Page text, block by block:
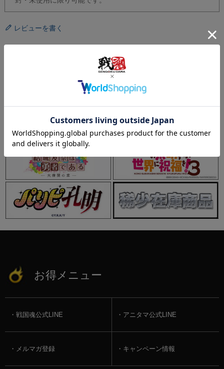
レビューを書く
お得メニュー
戦国魂公式LINE アニタマ公式LINE
メルマガ登録 キャンペーン情報